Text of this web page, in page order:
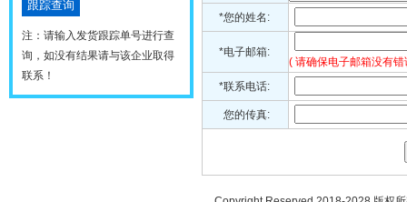
注：请输入发货跟踪单号进行查
询，如没有结果请与该企业取得
联系！
*您的姓名:
*电子邮箱:
( 请确保电子邮箱没有
*联系电话:
您的传真: